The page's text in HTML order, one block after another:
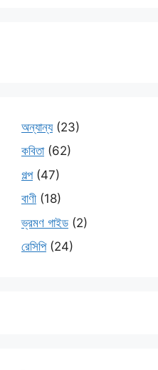
অন্যান্য(23)
কবিতা(62)
গল্প(47)
বাণী (18)
ভ্রমণ গাইড (2)
রেসিপি(24)